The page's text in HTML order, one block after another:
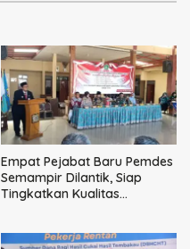
Empat Pejabat Baru Pemdes
Semampir Dilantik, Siap
Tingkatkan Kualitas